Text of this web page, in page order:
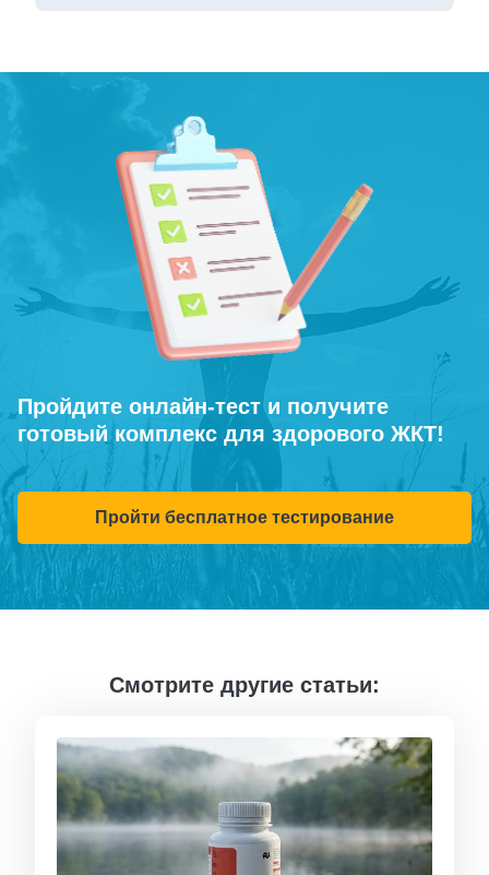
Пройдите онлайн-тест и получите
готовый комплекс для здорового ЖКТ!
Пройти бесплатное тестирование
Смотрите другие статьи: